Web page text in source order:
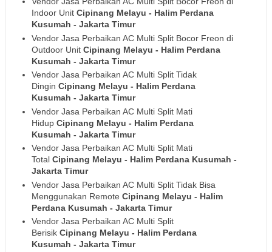
Indoor Unit Cipinang Melayu - Halim Perdana
Kusumah - Jakarta Timur
Vendor Jasa Perbaikan AC Multi Split Bocor Freon di
Outdoor Unit Cipinang Melayu - Halim Perdana
Kusumah - Jakarta Timur
Vendor Jasa Perbaikan AC Multi Split Tidak
Dingin Cipinang Melayu - Halim Perdana
Kusumah - Jakarta Timur
Vendor Jasa Perbaikan AC Multi Split Mati
Hidup Cipinang Melayu - Halim Perdana
Kusumah - Jakarta Timur
Vendor Jasa Perbaikan AC Multi Split Mati
Total Cipinang Melayu - Halim Perdana Kusumah -
Jakarta Timur
Vendor Jasa Perbaikan AC Multi Split Tidak Bisa
Menggunakan Remote Cipinang Melayu - Halim
Perdana Kusumah - Jakarta Timur
Vendor Jasa Perbaikan AC Multi Split
Berisik Cipinang Melayu - Halim Perdana
Kusumah - Jakarta Timur